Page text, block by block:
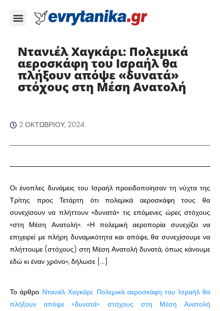
Ντανιέλ Χαγκάρι: Πολεμικά
αεροσκάφη του Ισραήλ θα
πλήξουν απόψε «δυνατά»
στόχους στη Μέση Ανατολή
2 ΟΚΤΩΒΡΊΟΥ, 2024
Οι ένοπλες δυνάμεις του Ισραήλ προειδοποίησαν τη νύχτα της
Τρίτης προς Τετάρτη ότι πολεμικά αεροσκάφη τους θα
συνεχίσουν να πλήττουν «δυνατά» τις επόμενες ώρες στόχους
«στη Μέση Ανατολή». «Η πολεμική αεροπορία συνεχίζει να
επιχειρεί με πλήρη δυναμικότητα και απόψε, θα συνεχίσουμε να
πλήττουμε (στόχους) στη Μέση Ανατολή δυνατά, όπως κάνουμε
εδώ κι έναν χρόνο», δήλωσε […]
Το άρθρο Ντανιέλ Χαγκάρι: Πολεμικά αεροσκάφη του Ισραήλ θα
πλήξουν απόψε «δυνατά» στόχους στη Μέση Ανατολή